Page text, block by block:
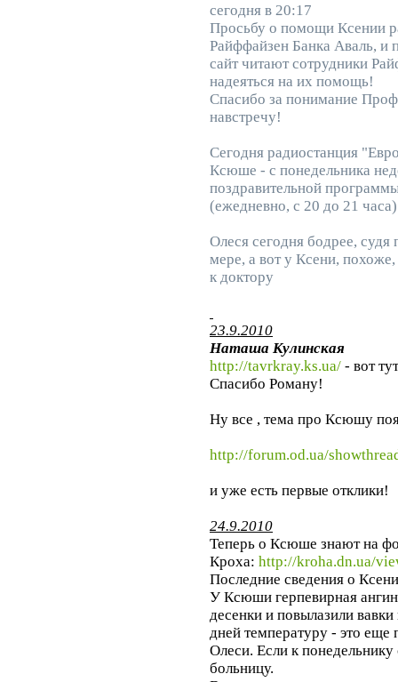
сегодня в 20:17
Просьбу о помощи Ксении
Райффайзен Банка Аваль, и
сайт читают сотрудники
надеяться на их помощь!
Спасибо за понимание
навстречу!
Сегодня радиостанция
Ксюше - с понедельника
поздравительной
(ежедневно, с 20 до 21 часа)
Олеся сегодня бодрее,
мере, а вот у Ксени, похоже,
к доктору
23.9.2010
Наташа Кулинская
http://tavrkray.ks.ua/ - вот
Спасибо Роману!
Ну все , тема про Ксюшу
http://forum.od.ua/
и уже есть первые отклики!
24.9.2010
Теперь о Ксюше знают на
Кроха: http://kroha.dn.ua/
Последние сведения о
У Ксюши герпевирная
десенки и повылазили
дней температуру - это
Олеси. Если к
больницу.